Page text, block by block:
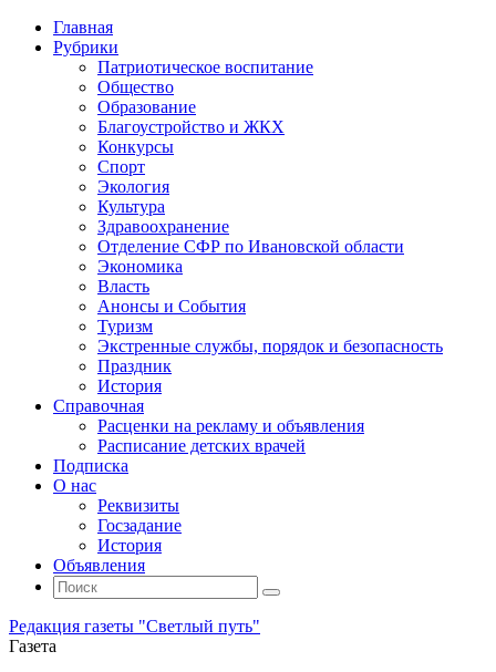
Главная
Рубрики
Патриотическое воспитание
Общество
Образование
Благоустройство и ЖКХ
Конкурсы
Спорт
Экология
Культура
Здравоохранение
Отделение СФР по Ивановской области
Экономика
Власть
Анонсы и События
Туризм
Экстренные службы, порядок и безопасность
Праздник
История
Справочная
Расценки на рекламу и объявления
Расписание детских врачей
Подписка
О нас
Реквизиты
Госзадание
История
Объявления
Поиск
Искать:
Поиск
Редакция газеты "Светлый путь"
Газета